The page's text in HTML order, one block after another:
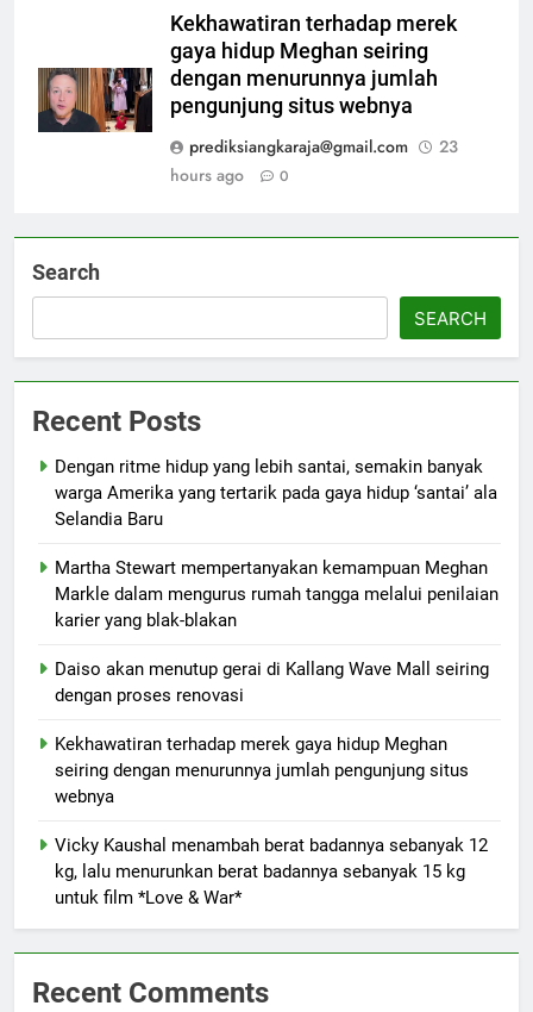
Kekhawatiran terhadap merek
gaya hidup Meghan seiring
dengan menurunnya jumlah
pengunjung situs webnya
prediksiangkaraja@gmail.com
23
hours ago
0
Search
SEARCH
Recent Posts
Dengan ritme hidup yang lebih santai, semakin banyak
warga Amerika yang tertarik pada gaya hidup ‘santai’ ala
Selandia Baru
Martha Stewart mempertanyakan kemampuan Meghan
Markle dalam mengurus rumah tangga melalui penilaian
karier yang blak-blakan
Daiso akan menutup gerai di Kallang Wave Mall seiring
dengan proses renovasi
Kekhawatiran terhadap merek gaya hidup Meghan
seiring dengan menurunnya jumlah pengunjung situs
webnya
Vicky Kaushal menambah berat badannya sebanyak 12
kg, lalu menurunkan berat badannya sebanyak 15 kg
untuk film *Love & War*
Recent Comments